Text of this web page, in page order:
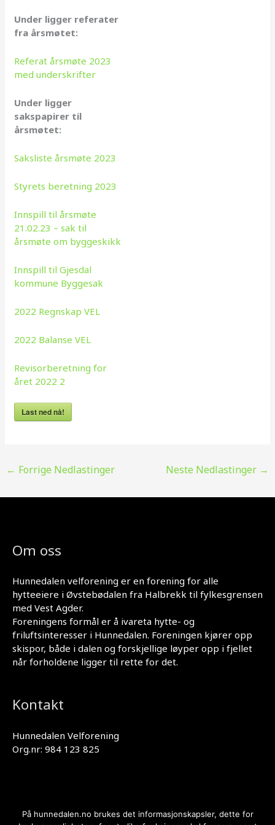
Under ligger referater
fra årsmøtet:
Referat årsmøte 2023
med underskrifter
Under ligger
sakspapirer til
årsmøtet:
Saksliste årsmøte 2023
Styrets beretning 2023
Innspill til årsmøte
21.02.23 – sak til
årsmøte om byggeskikk
Innspill til Gjesdal
kommune Byggesak
2022 Regnskap VEL
2022 Balanse VEL
Revisorberetning for
året 2022 2
Last ned nå!
← Forrige Nedlastinger Neste Nedlastinger →
Om oss
Hunnedalen velforening er en forening for alle
hytteeiere i Øvstebødalen fra Halbrekk til fylkesgrensen
med Vest Agder.
Foreningens formål er å ivareta hytte- og
friluftsinteresser i Hunnedalen. Foreningen kjører opp
skispor, både i dalen og forskjellige løyper opp i fjellet
når forholdene ligger til rette for det.
Kontakt
Hunnedalen Velforening
Org.nr: 984 123 825
På hunnedalen.no brukes det informasjonskapsler, dette for